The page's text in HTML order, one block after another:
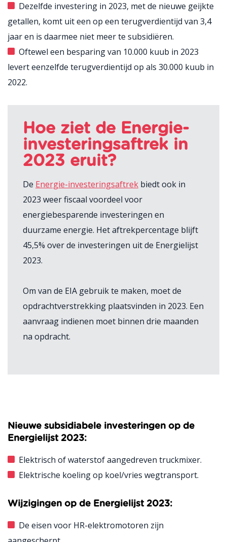
Dezelfde investering in 2023, met de nieuwe geijkte
getallen, komt uit een op een terugverdientijd van 3,4
jaar en is daarmee niet meer te subsidiëren.
Oftewel een besparing van 10.000 kuub in 2023
levert eenzelfde terugverdientijd op als 30.000 kuub in
2022.
Hoe ziet de Energie-
investeringsaftrek in
2023 eruit?
De Energie-investeringsaftrek biedt ook in
2023 weer fiscaal voordeel voor
energiebesparende investeringen en
duurzame energie. Het aftrekpercentage blijft
45,5% over de investeringen uit de Energielijst
2023.
Om van de EIA gebruik te maken, moet de
opdrachtverstrekking plaatsvinden in 2023. Een
aanvraag indienen moet binnen drie maanden
na opdracht.
Nieuwe subsidiabele investeringen op de
Energielijst 2023:
Elektrisch of waterstof aangedreven truckmixer.
Elektrische koeling op koel/vries wegtransport.
Wijzigingen op de Energielijst 2023:
De eisen voor HR-elektromotoren zijn